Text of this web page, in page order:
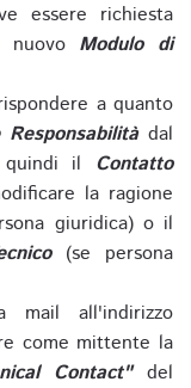
essere richiesta
Modulo di
a quanto
dal
il Contatto
la ragione
giuridica) o il
(se persona
all'indirizzo
come mittente la
Contact"del